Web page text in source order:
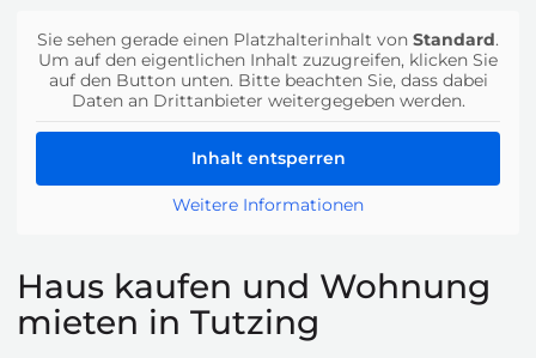
Sie sehen gerade einen Platzhalterinhalt von Standard.
Um auf den eigentlichen Inhalt zuzugreifen, klicken Sie
auf den Button unten. Bitte beachten Sie, dass dabei
Daten an Drittanbieter weitergegeben werden.
Inhalt entsperren
Weitere Informationen
Haus kaufen und Wohnung
mieten in Tutzing